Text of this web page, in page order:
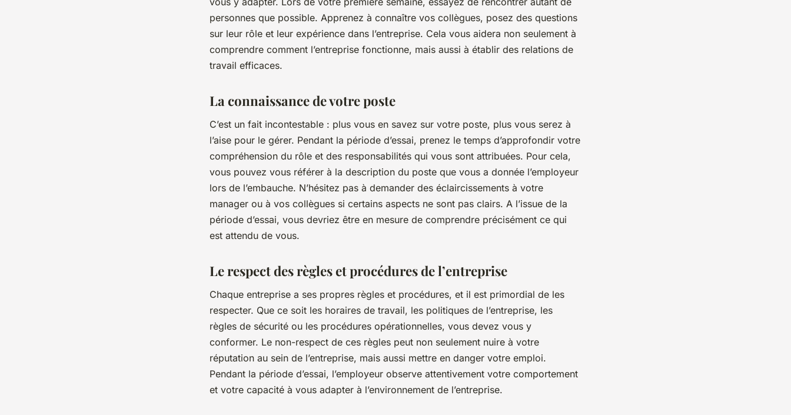
personnes que possible. Apprenez à connaître vos collègues, posez des questions
sur leur rôle et leur expérience dans l’entreprise. Cela vous aidera non seulement à
comprendre comment l’entreprise fonctionne, mais aussi à établir des relations de
travail efficaces.
La connaissance de votre poste
C’est un fait incontestable : plus vous en savez sur votre poste, plus vous serez à
l’aise pour le gérer. Pendant la période d’essai, prenez le temps d’approfondir votre
compréhension du rôle et des responsabilités qui vous sont attribuées. Pour cela,
vous pouvez vous référer à la description du poste que vous a donnée l’employeur
lors de l’embauche. N’hésitez pas à demander des éclaircissements à votre
manager ou à vos collègues si certains aspects ne sont pas clairs. A l’issue de la
période d’essai, vous devriez être en mesure de comprendre précisément ce qui
est attendu de vous.
Le respect des règles et procédures de l’entreprise
Chaque entreprise a ses propres règles et procédures, et il est primordial de les
respecter. Que ce soit les horaires de travail, les politiques de l’entreprise, les
règles de sécurité ou les procédures opérationnelles, vous devez vous y
conformer. Le non-respect de ces règles peut non seulement nuire à votre
réputation au sein de l’entreprise, mais aussi mettre en danger votre emploi.
Pendant la période d’essai, l’employeur observe attentivement votre comportement
et votre capacité à vous adapter à l’environnement de l’entreprise.